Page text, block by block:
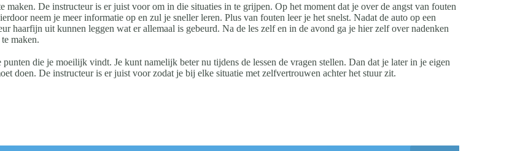
De instructeur is er juist voor om in die situaties in te grijpen. Op het moment dat je over de angst van fouten
neem je meer informatie op en zul je sneller leren. Plus van fouten leer je het snelst. Nadat de auto op een
haarfijn uit kunnen leggen wat er allemaal is gebeurd. Na de les zelf en in de avond ga je hier zelf over nadenken
maken.
die je moeilijk vindt. Je kunt namelijk beter nu tijdens de lessen de vragen stellen. Dan dat je later in je eigen
doen. De instructeur is er juist voor zodat je bij elke situatie met zelfvertrouwen achter het stuur zit.